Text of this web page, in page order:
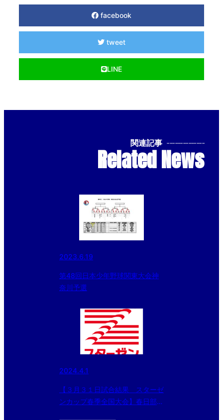
facebook
tweet
LINE
関連記事 --------------
Related News
2023.6.19
第48回日本少年野球関東大会神
奈川予選
2024.4.1
【３月３１日試合結果 スターゼ
ンカップ春季全国大会】春日部ボ